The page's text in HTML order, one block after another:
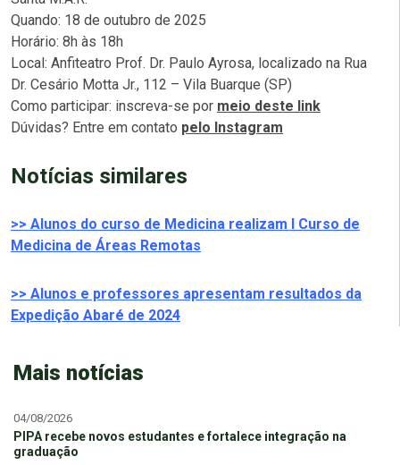
Quando: 18 de outubro de 2025
Horário: 8h às 18h
Local: Anfiteatro Prof. Dr. Paulo Ayrosa, localizado na Rua
Dr. Cesário Motta Jr., 112 – Vila Buarque (SP)
Como participar: inscreva-se por meio deste link
Dúvidas? Entre em contato pelo Instagram
Notícias similares
>> Alunos do curso de Medicina realizam I Curso de
Medicina de Áreas Remotas
>> Alunos e professores apresentam resultados da
Expedição Abaré de 2024
Mais notícias
04/08/2026
PIPA recebe novos estudantes e fortalece integração na
graduação